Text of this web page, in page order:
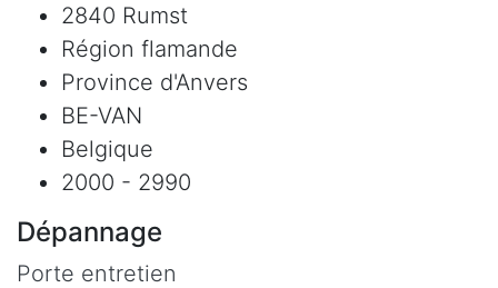
2840 Rumst
Région flamande
Province d'Anvers
BE-VAN
Belgique
2000 - 2990
Dépannage
Porte entretien